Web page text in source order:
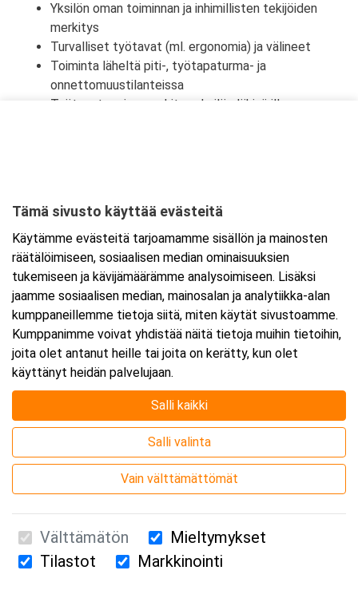
Yksilön oman toiminnan ja inhimillisten tekijöiden
merkitys
Turvalliset työtavat (ml. ergonomia) ja välineet
Toiminta läheltä piti-, työtapaturma- ja
onnettomuustilanteissa
Työtapaturmien merkitys yksilön lähipiirille,
Ajankohta
Alkaa:8.10.2026 08:30
Päättyy:8.10.2026 16:00
Lisää tapahtuma kalenteriisi
Webinaari
Suomen Ensiapukoulutus Oy / Valimotie 21 / 00380 Helsinki
Tämä sivusto käyttää evästeitä
Käytämme evästeitä tarjoamamme sisällön ja mainosten
räätälöimiseen, sosiaalisen median ominaisuuksien
tukemiseen ja kävijämäärämme analysoimiseen. Lisäksi
jaamme sosiaalisen median, mainosalan ja analytiikka-alan
kumppaneillemme tietoja siitä, miten käytät sivustoamme.
Kumppanimme voivat yhdistää näitä tietoja muihin tietoihin,
joita olet antanut heille tai joita on kerätty, kun olet
käyttänyt heidän palvelujaan.
Salli kaikki
Salli valinta
Vain välttämättömät
Välttämätön
Mieltymykset
Tilastot
Markkinointi